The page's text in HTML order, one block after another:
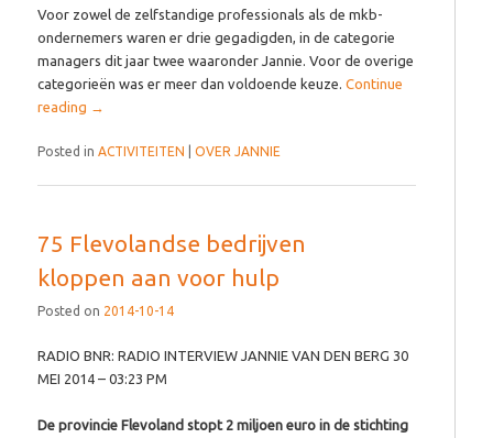
Voor zowel de zelfstandige professionals als de mkb-
ondernemers waren er drie gegadigden, in de categorie
managers dit jaar twee waaronder Jannie. Voor de overige
categorieën was er meer dan voldoende keuze.Continue
reading →
Posted in ACTIVITEITEN |OVER JANNIE
75 Flevolandse bedrijven
kloppen aan voor hulp
Posted on 2014-10-14
RADIO BNR: RADIO INTERVIEW JANNIE VAN DEN BERG 30
MEI 2014 – 03:23 PM
De provincie Flevoland stopt 2 miljoen euro in de stichting